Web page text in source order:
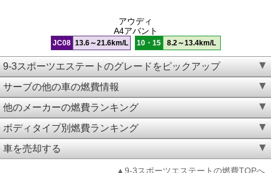
アウディ
A4アバント
JC08 13.6～21.6km/L 10・15 8.2～13.4km/L
9-3スポーツエステートのグレードをピックアップ
サーブの他の車の燃費情報
他のメーカーの燃費ランキング
ボディタイプ別燃費ランキング
車を売却する
▲9-3スポーツエステートの燃費TOPへ